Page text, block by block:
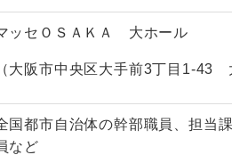
ッセＯＳＡＫＡ 大ホール
（大阪市中央区大手前3丁目1-43
国都市自治体の幹部職員、担当
など